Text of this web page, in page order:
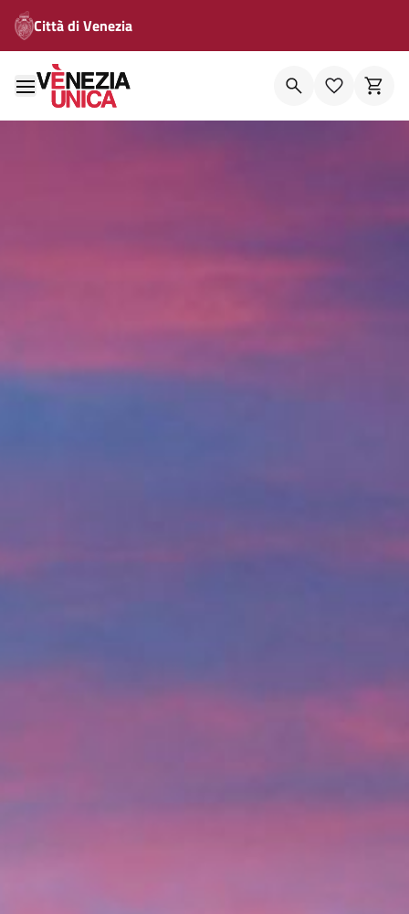
Città di Venezia